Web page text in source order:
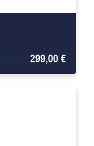
299,00 €